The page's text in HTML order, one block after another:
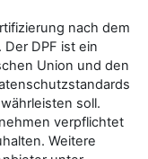
nach dem
Der DPF ist ein
Union und den
soll.
verpflichtet
Weitere